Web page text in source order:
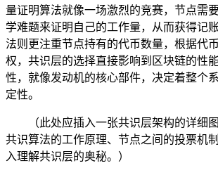
量证明算法就像一场激烈的竞赛，节点需
学难题来证明自己的工作量，从而获得记
法则更注重节点持有的代币数量，根据代
权，共识层的选择直接影响到区块链的性
性，就像发动机的核心部件，决定着整个
定性。
（此处应插入一张共识层架构的详细
共识算法的工作原理、节点之间的投票机
入理解共识层的奥秘。）